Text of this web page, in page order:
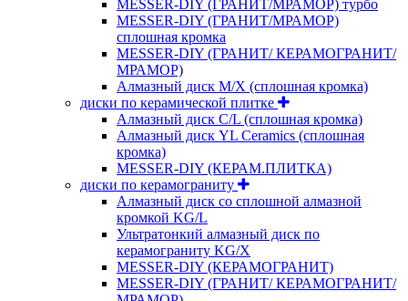
MESSER-DIY (ГРАНИТ/МРАМОР) турбо
MESSER-DIY (ГРАНИТ/МРАМОР)
сплошная кромка
MESSER-DIY (ГРАНИТ/ КЕРАМОГРАНИТ/
МРАМОР)
Алмазный диск M/X (сплошная кромка)
диски по керамической плитке
Алмазный диск C/L (сплошная кромка)
Алмазный диск YL Ceramics (сплошная
кромка)
MESSER-DIY (КЕРАМ.ПЛИТКА)
диски по керамограниту
Алмазный диск со сплошной алмазной
кромкой KG/L
Ультратонкий алмазный диск по
керамограниту KG/X
MESSER-DIY (КЕРАМОГРАНИТ)
MESSER-DIY (ГРАНИТ/ КЕРАМОГРАНИТ/